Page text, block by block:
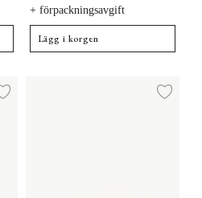
+ förpackningsavgift
Lägg i korgen
Lägg till i önskelista